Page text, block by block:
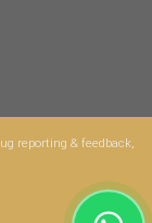
reporting & feedback,